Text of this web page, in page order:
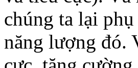
chúng ta lại
năng lượng đó.